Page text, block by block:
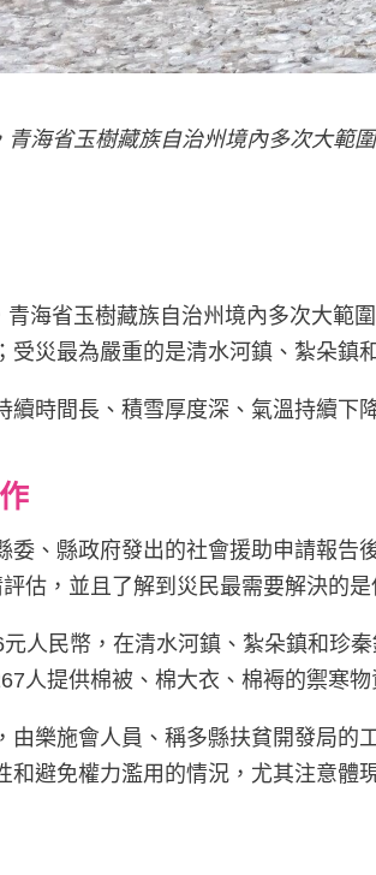
海省玉樹藏族自治州境內多次大範
青海省玉樹藏族自治州境內多次大範
受災最為嚴重的是清水河鎮、紮朵鎮
續時間長、積雪厚度深、氣溫持續下
委、縣政府發出的社會援助申請報
估，並且了解到災民最需要解決的是
人民幣，在清水河鎮、紮朵鎮和珍
人提供棉被、棉大衣、棉褥的禦寒
由樂施會人員、稱多縣扶貧開發局的
和避免權力濫用的情況，尤其注意體